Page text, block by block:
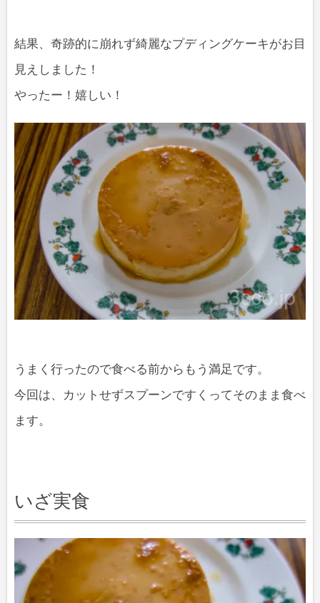
結果、奇跡的に崩れず綺麗なプディングケーキがお目
見えしました！
やったー！嬉しい！
うまく行ったので食べる前からもう満足です。
今回は、カットせずスプーンですくってそのまま食べ
ます。
いざ実食